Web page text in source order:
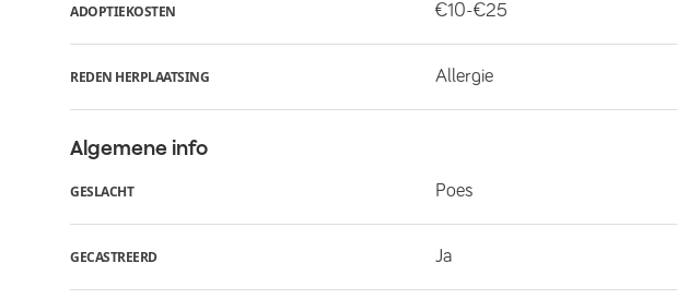
ADOPTIEKOSTEN €10-€25
REDEN HERPLAATSING Allergie
Algemene info
GESLACHT Poes
GECASTREERD Ja